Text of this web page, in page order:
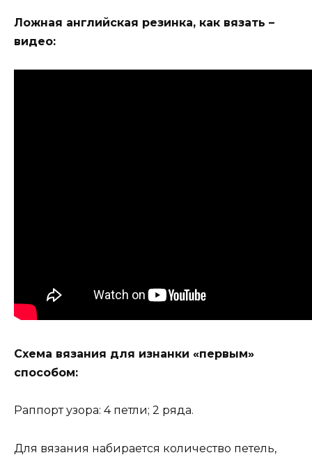
Ложная английская резинка, как вязать –
видео:
Схема вязания для изнанки «первым»
способом:
Раппорт узора: 4 петли; 2 ряда.
Для вязания набирается количество петель,